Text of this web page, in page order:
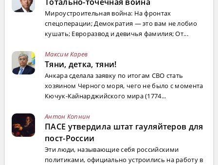
Мироустроительная война: На фронтах
спецоперации; Демократия — это вам не лобио
кушать; Евроразвод и девичья фамилия; От...
Максим Карев
Тяни, детка, тяни!
Анкара сделала заявку по итогам СВО стать
хозяином Черного моря, чего не было с момента
Кючук-Кайнарджийского мира (1774...
Антон Копнин
ПАСЕ утвердила штат гауляйтеров для
пост-России
Эти люди, называющие себя российскими
политиками, официально устроились на работу в